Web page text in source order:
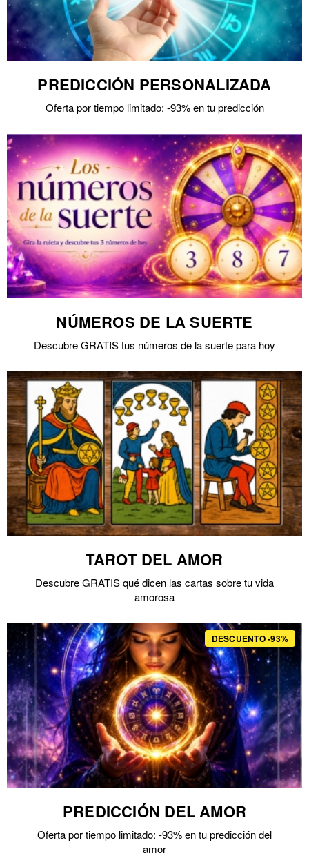
PREDICCIÓN PERSONALIZADA
Oferta por tiempo limitado: -93% en tu predicción
NÚMEROS DE LA SUERTE
Descubre GRATIS tus números de la suerte para hoy
TAROT DEL AMOR
Descubre GRATIS qué dicen las cartas sobre tu vida
amorosa
DESCUENTO -93%
PREDICCIÓN DEL AMOR
Oferta por tiempo limitado: -93% en tu predicción del
amor